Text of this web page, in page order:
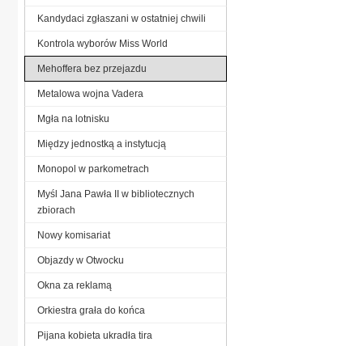
Kandydaci zgłaszani w ostatniej chwili
Kontrola wyborów Miss World
Mehoffera bez przejazdu
Metalowa wojna Vadera
Mgła na lotnisku
Między jednostką a instytucją
Monopol w parkometrach
Myśl Jana Pawła II w bibliotecznych
zbiorach
Nowy komisariat
Objazdy w Otwocku
Okna za reklamą
Orkiestra grała do końca
Pijana kobieta ukradła tira